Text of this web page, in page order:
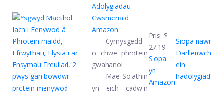
Adolygiadau
Cwsmeriaid
Amazon
Cymysgedd
o chwe phrotein
gwahanol
Mae Solathin
yn eich cadw'n
Pris: $
27.19
Siopa
yn
Amazon
Siopa nawr
Darllenwch
ein
hadolygiad